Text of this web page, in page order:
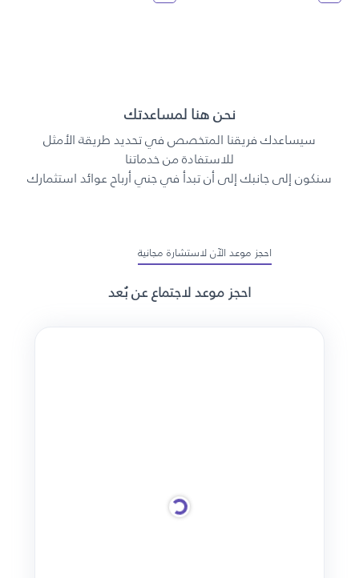
نحن هنا لمساعدتك
سيساعدك فريقنا المتخصص في تحديد طريقة الأمثل
للاستفادة من خدماتنا
سنكون إلى جانبك إلى أن تبدأ في جني أرباح عوائد استثمارك
احجز موعد الآن لاستشارة مجانية
احجز موعد لاجتماع عن بُعد